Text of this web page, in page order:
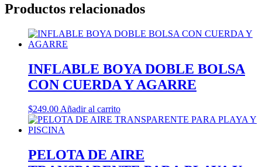
Productos relacionados
INFLABLE BOYA DOBLE BOLSA
CON CUERDA Y AGARRE
$249.00Añadir al carrito
PELOTA DE AIRE